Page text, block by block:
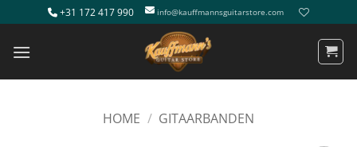
naar
inhoud
+31 172 417 990 info@kauffmannsguitarstore.com
HOME / GITAARBANDEN